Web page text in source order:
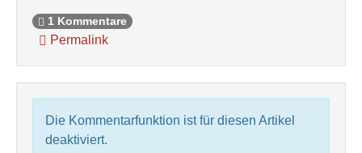
1 Kommentare
Permalink
Die Kommentarfunktion ist für diesen Artikel
deaktiviert.